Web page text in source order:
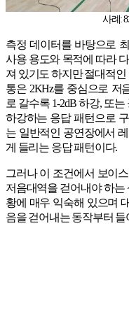
사례:
측정 데이터를 바탕으로
사용 용도와 목적에 따라
져 있기도 하지만 절대적
통은 2KHz를 중심으로 저
로 갈수록 1-2dB 하강, 또
하강하는 응답 패턴으로
는 일반적인 공연장에서
게 들리는 응답 패턴이다.
그러나 이 조건에서 보이
저음대역을 걷어내야 하는
황에 매우 익숙해 있으며
음을 걷어내는 동작부터 들